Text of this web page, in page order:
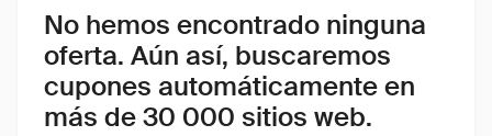
No hemos encontrado ninguna
oferta. Aún así, buscaremos
cupones automáticamente en
más de 30 000 sitios web.